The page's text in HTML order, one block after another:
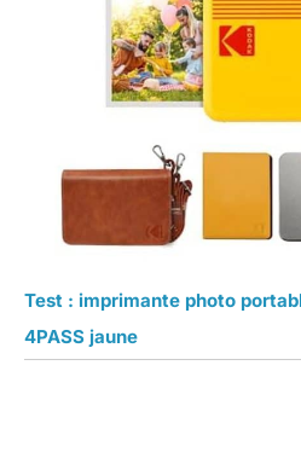
Test : imprimante photo
4PASS jaune